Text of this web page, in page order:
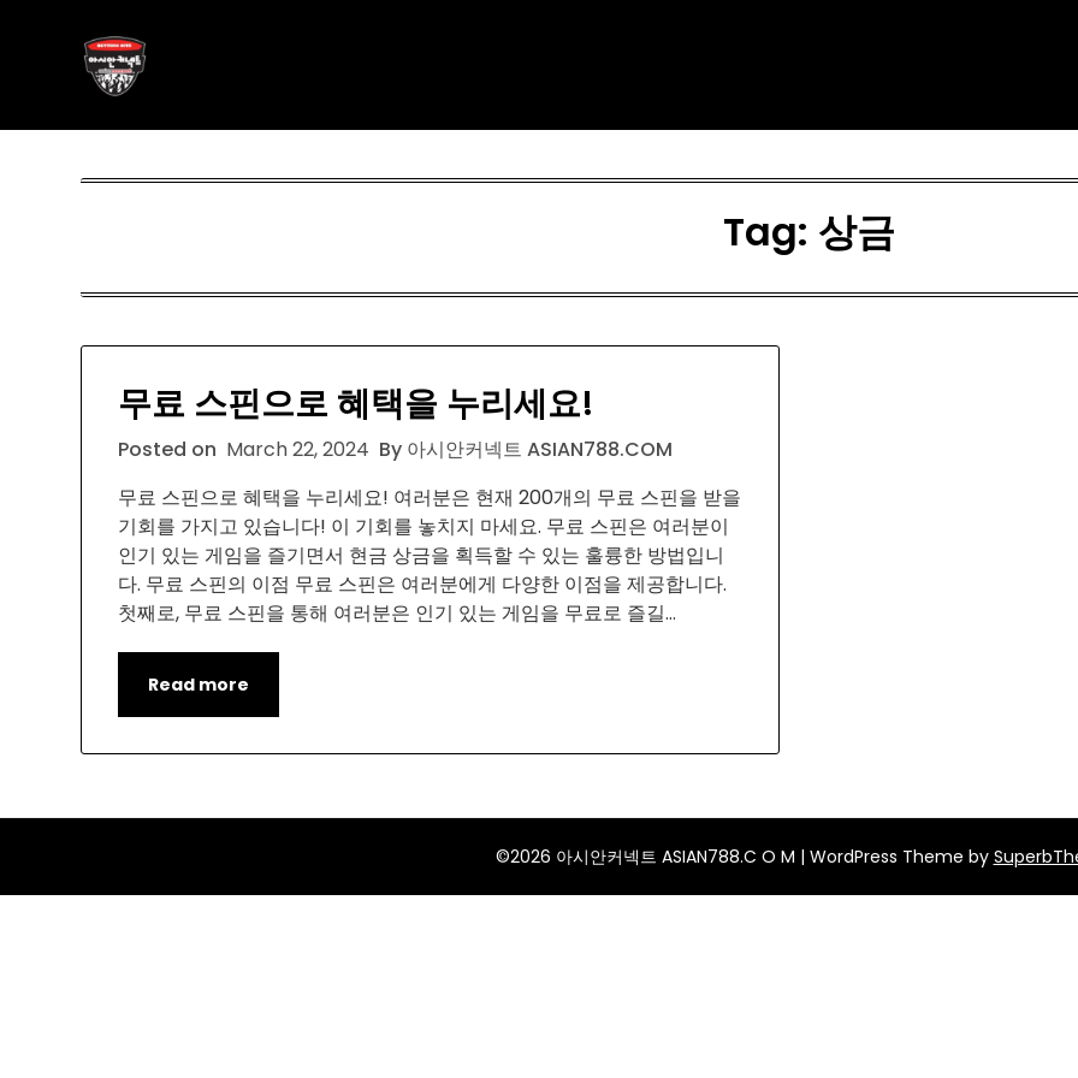
Tag: 상금
무료 스핀으로 혜택을 누리세요!
Posted on March 22, 2024 By 아시안커넥트 ASIAN788.COM
무료 스핀으로 혜택을 누리세요! 여러분은 현재 200개의 무료 스핀을 받을
기회를 가지고 있습니다! 이 기회를 놓치지 마세요. 무료 스핀은 여러분이
인기 있는 게임을 즐기면서 현금 상금을 획득할 수 있는 훌륭한 방법입니
다. 무료 스핀의 이점 무료 스핀은 여러분에게 다양한 이점을 제공합니다.
첫째로, 무료 스핀을 통해 여러분은 인기 있는 게임을 무료로 즐길…
Read more
©2026 아시안커넥트 ASIAN788.C O M | WordPress Theme by